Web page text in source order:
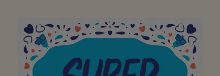
A mon supermarché de
quartier préféré pour
proposer chaque jour
une large gamme de